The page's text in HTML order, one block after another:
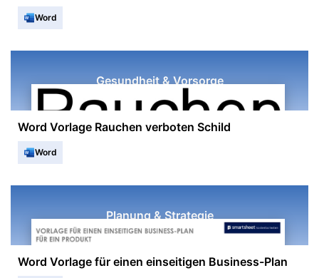
Word
Gesundheit & Vorsorge
Word Vorlage Rauchen verboten Schild
Word
Planung & Strategie
Word Vorlage für einen einseitigen Business-Plan